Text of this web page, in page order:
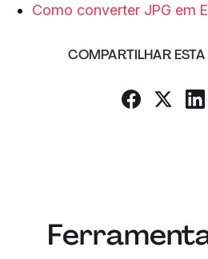
Como converter JPG em
COMPARTILHAR